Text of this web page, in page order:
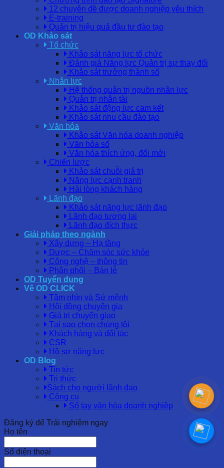
12 chuyên đề được doanh nghiệp yêu thích
E-training
Quản trị hiệu quả đầu tư đào tạo
OD Khảo sát
Tổ chức
Khảo sát năng lực tổ chức
Đánh giá Năng lực Quản trị sự thay đổi
Khảo sát trưởng thành số
Nhân lực
Hệ thống quản trị nguồn nhân lực
Quản trị nhân tài
Khảo sát động lực cam kết
Khảo sát nhu cầu đào tạo
Văn hóa
Khảo sát Văn hóa doanh nghiệp
Văn hóa số
Văn hóa thích ứng, đổi mới
Chiến lược
Khảo sát chuỗi giá trị
Năng lực cạnh tranh
Hài lòng khách hàng
Lãnh đạo
Khảo sát năng lực lãnh đạo
Lãnh đạo tương lai
Lãnh đạo đích thực
Giải pháp theo ngành
Xây dựng – Hạ tầng
Dược – Chăm sóc sức khỏe
Công nghệ – thông tin
Phân phối – Bán lẻ
OD Tuyển dụng
Về OD CLICK
Tầm nhìn và Sứ mệnh
Hội đồng chuyên gia
Giá trị chuyển giao
Tại sao chọn chúng tôi
Khách hàng và đối tác
CSR
Hồ sơ năng lực
OD Blog
Tin tức
Tri thức
Sách cho người lãnh đạo
Công cụ
Sổ tay văn hóa doanh nghiệp
Đăng ký để Trải nghiệm ngay
Họ tên
Số điện thoại